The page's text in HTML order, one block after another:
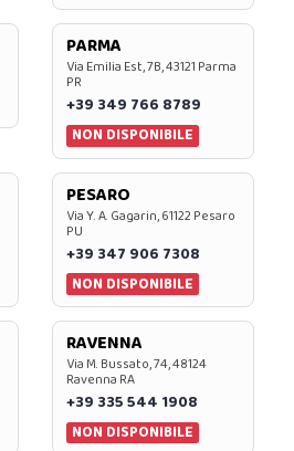
PARMA
Via Emilia Est, 7B, 43121 Parma
PR
+39 349 766 8789
NON DISPONIBILE
PESARO
Via Y. A. Gagarin, 61122 Pesaro
PU
+39 347 906 7308
NON DISPONIBILE
RAVENNA
Via M. Bussato, 74, 48124
Ravenna RA
+39 335 544 1908
NON DISPONIBILE